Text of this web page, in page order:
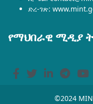
ድረ-ገጽ:
የማህበራዊ ሚዲያ
©2024